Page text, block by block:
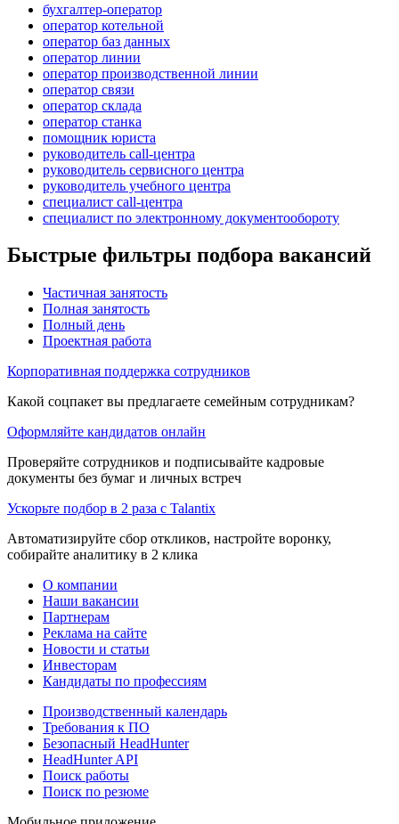
бухгалтер-оператор
оператор котельной
оператор баз данных
оператор линии
оператор производственной линии
оператор связи
оператор склада
оператор станка
помощник юриста
руководитель call-центра
руководитель сервисного центра
руководитель учебного центра
специалист call-центра
специалист по электронному документообороту
Быстрые фильтры подбора вакансий
Частичная занятость
Полная занятость
Полный день
Проектная работа
Корпоративная поддержка сотрудников
Какой соцпакет вы предлагаете семейным сотрудникам?
Оформляйте кандидатов онлайн
Проверяйте сотрудников и подписывайте кадровые
документы без бумаг и личных встреч
Ускорьте подбор в 2 раза с Talantix
Автоматизируйте сбор откликов, настройте воронку,
собирайте аналитику в 2 клика
О компании
Наши вакансии
Партнерам
Реклама на сайте
Новости и статьи
Инвесторам
Кандидаты по профессиям
Производственный календарь
Требования к ПО
Безопасный HeadHunter
HeadHunter API
Поиск работы
Поиск по резюме